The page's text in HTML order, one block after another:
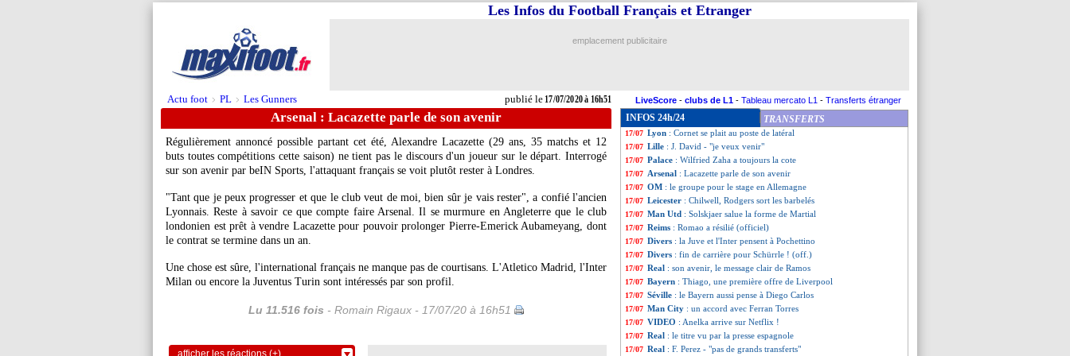
Actu foot > PL > Les Gunners publié le17/07/2020 à 16h51
Les Infos du Football Français et Etranger
emplacement publicitaire
LiveScore - clubs de L1 - Tableau mercato L1 - Transferts étranger
Arsenal : Lacazette parle de son avenir
Régulièrement annoncé possible partant cet été, Alexandre Lacazette (29 ans, 35 matchs et 12
buts toutes compétitions cette saison) ne tient pas le discours d'un joueur sur le départ. Interrogé
sur son avenir par beIN Sports, l'attaquant français se voit plutôt rester à Londres.
"Tant que je peux progresser et que le club veut de moi, bien sûr je vais rester", a confié l'ancien
Lyonnais. Reste à savoir ce que compte faire Arsenal. Il se murmure en Angleterre que le club
londonien est prêt à vendre Lacazette pour pouvoir prolonger Pierre-Emerick Aubameyang, dont
le contrat se termine dans un an.
Une chose est sûre, l'international français ne manque pas de courtisans. L'Atletico Madrid, l'Inter
Milan ou encore la Juventus Turin sont intéressés par son profil.
Lu 11.516 fois - Romain Rigaux - 17/07/20 à 16h51
afficher les réactions (+)
INFOS 24h/24 TRANSFERTS
17/07 VIDEO : les larmes de Zidane après le titre
17/07 ASSE
17/07 OM: Mandanda raconte sa signature en 2007
17/07 ASSE: Kolodziejczak reste chez les Verts (off.)
17/07 Lyon : Cornet se plait au poste de latéral
17/07 Lille : J. David - "je veux venir"
17/07 Palace : Wilfried Zaha a toujours la cote
17/07 Arsenal : Lacazette parle de son avenir
17/07 OM : le groupe pour le stage en Allemagne
17/07 Leicester : Chilwell, Rodgers sort les barbelés
17/07 Man Utd : Solskjaer salue la forme de Martial
17/07 Reims : Romao a résilié (officiel)
17/07 Divers : la Juve et l'Inter pensent à Pochettino
17/07 Divers : fin de carrière pour Schürrle ! (off.)
17/07 Real : son avenir, le message clair de Ramos
17/07 Bayern : Thiago, une première offre de Liverpool
17/07 Séville : le Bayern aussi pense à Diego Carlos
17/07 Man City : un accord avec Ferran Torres
17/07 VIDEO : Anelka arrive sur Netflix !
17/07 Real : le titre vu par la presse espagnole
17/07 Real : F. Perez - "pas de grands transferts"